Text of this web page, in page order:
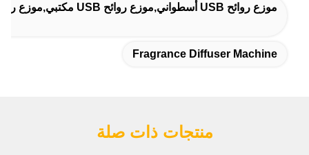
موزع روائح USB أسطواني,موزع روائح USB مكتبي,موزع روائح مكتبي 6 واط
Fragrance Diffuser Machine
منتجات ذات صلة